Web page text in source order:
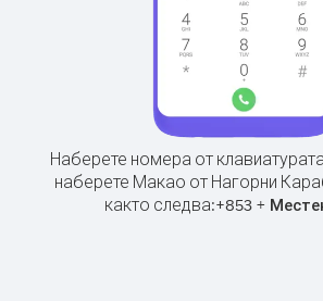
Наберете номера от
наберете Макао от Нагорни
както следва:+853 +